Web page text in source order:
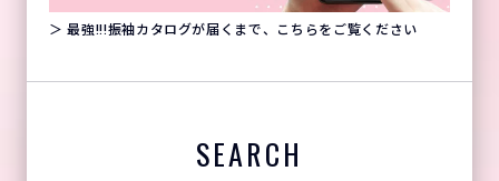
＞ 最強!!!振袖カタログが届くまで、こちらをご覧ください
SEARCH